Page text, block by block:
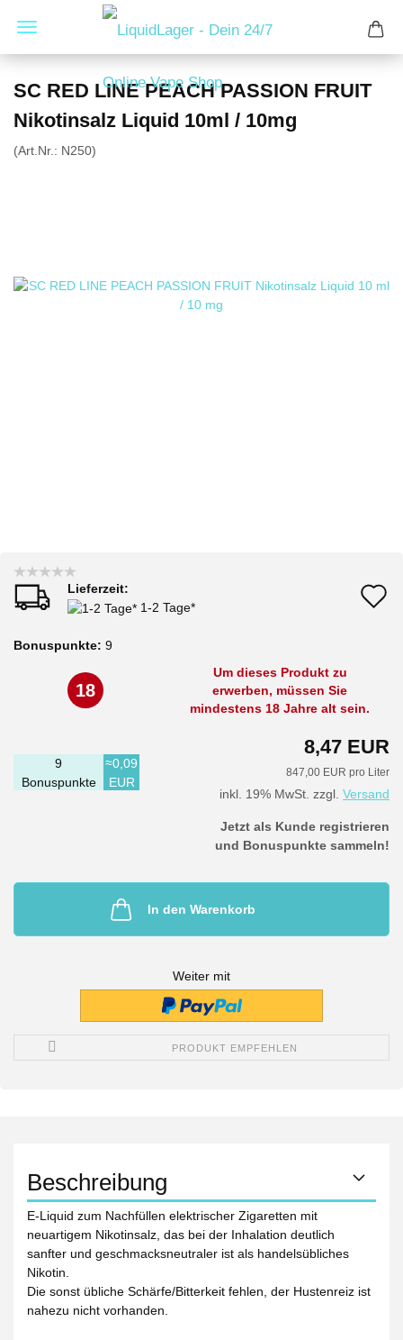
SC RED LINE PEACH PASSION FRUIT
Nikotinsalz Liquid 10ml / 10mg
(Art.Nr.: N250)
Lieferzeit:
1-2 Tage*
Bonuspunkte: 9
18
Um dieses Produkt zu
erwerben, müssen Sie
mindestens 18 Jahre alt sein.
8,47 EUR
847,00 EUR pro Liter
inkl. 19% MwSt. zzgl. Versand
9
Bonuspunkte
≈0,09
EUR
Jetzt als Kunde registrieren
und Bonuspunkte sammeln!
In den Warenkorb
Weiter mit
PRODUKT EMPFEHLEN
Beschreibung
E-Liquid zum Nachfüllen elektrischer Zigaretten mit
neuartigem Nikotinsalz, das bei der Inhalation deutlich
sanfter und geschmacksneutraler ist als handelsübliches
Nikotin.
Die sonst übliche Schärfe/Bitterkeit fehlen, der Hustenreiz ist
nahezu nicht vorhanden.